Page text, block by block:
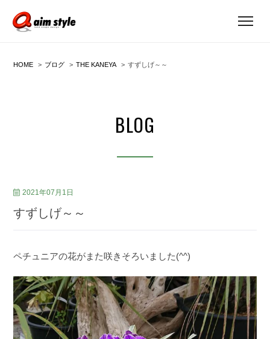
HOME ブログ THE KANEYA すずしげ～～
BLOG
2021年07月1日
すずしげ～～
ペチュニアの花がまた咲きそろいました(^^)